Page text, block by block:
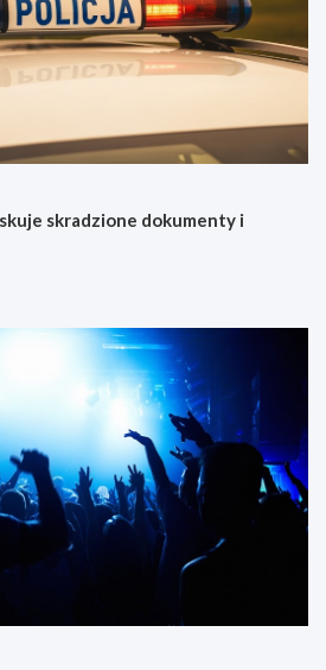
skradzione dokumenty i